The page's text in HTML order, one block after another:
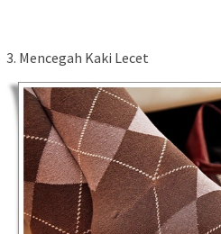
3. Mencegah Kaki Lecet